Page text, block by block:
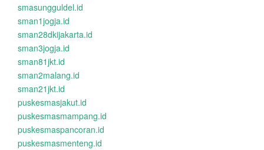
smasungguldel.id
sman1jogja.id
sman28dkijakarta.id
sman3jogja.id
sman81jkt.id
sman2malang.id
sman21jkt.id
puskesmasjakut.id
puskesmasmampang.id
puskesmaspancoran.id
puskesmasmenteng.id